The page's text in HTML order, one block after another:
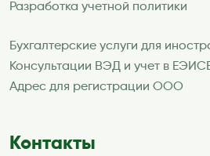
Разработка учетной политики
Бухгалтерские услуги для
Консультации ВЭД и учет в
Адрес для регистрации ООО
Контакты